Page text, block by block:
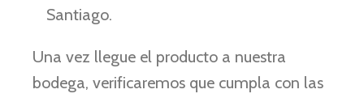
Santiago.
Una vez llegue el producto a nuestra
bodega, verificaremos que cumpla con las